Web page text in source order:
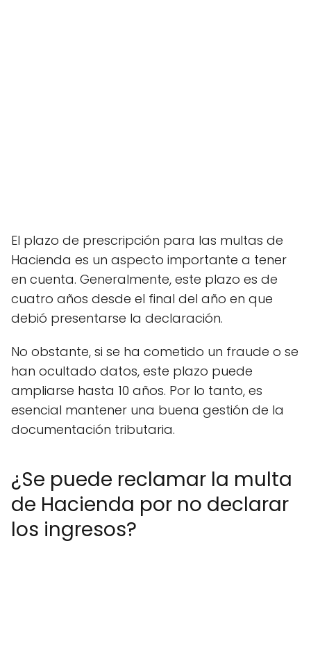
El plazo de prescripción para las multas de
Hacienda es un aspecto importante a tener
en cuenta. Generalmente, este plazo es de
cuatro años desde el final del año en que
debió presentarse la declaración.
No obstante, si se ha cometido un fraude o se
han ocultado datos, este plazo puede
ampliarse hasta 10 años. Por lo tanto, es
esencial mantener una buena gestión de la
documentación tributaria.
¿Se puede reclamar la multa
de Hacienda por no declarar
los ingresos?